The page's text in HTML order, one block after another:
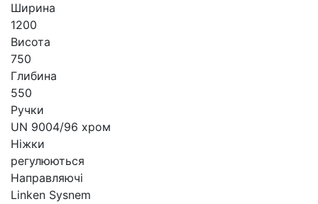
Ширина
1200
Висота
750
Глибина
550
Ручки
UN 9004/96 хром
Ніжки
регулюються
Направляючі
Linken Sysnem